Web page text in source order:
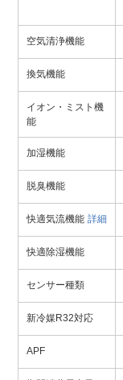
空気清浄機能
換気機能
イオン・ミスト機
能
加湿機能
脱臭機能
快適気流機能 詳細
快適除湿機能
センサー種類
新冷媒R32対応
APF